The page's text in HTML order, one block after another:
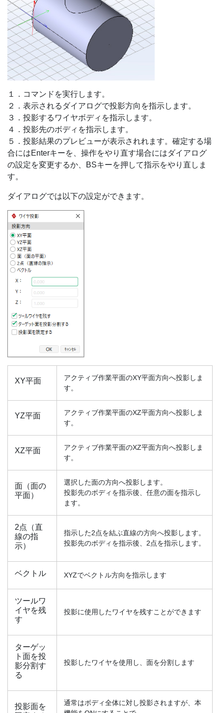
１．コマンドを実行します。
２．表示されるダイアログで投影方向を指示します。
３．投影するワイヤボディを指示します。
４．投影先のボディを指示します。
５．投影結果のプレビューが表示されれます。確定する場
合にはEnterキーを、操作をやり直す場合にはダイアログ
の設定を変更するか、BSキーを押して指示をやり直しま
す。
ダイアログでは以下の設定ができます。
XY平面
アクティブ作業平面のXY平面方向へ投影しま
す。
YZ平面
アクティブ作業平面のXZ平面方向へ投影しま
す。
XZ平面
アクティブ作業平面のXZ平面方向へ投影しま
す。
面（面の
平面）
選択した面の方向へ投影します。
投影先のボディを指示後、任意の面を指示し
ます。
2点（直
線の指
示）
指示した2点を結ぶ直線の方向へ投影します。
投影先のボディを指示後、2点を指示します。
ベクトル XYZでベクトル方向を指示します
ツールワ
イヤを残
す
投影に使用したワイヤを残すことができます
ターゲッ
ト面を投
影分割す
る
投影したワイヤを使用し、面を分割します
投影面を
通常はボディ全体に対し投影されますが、本